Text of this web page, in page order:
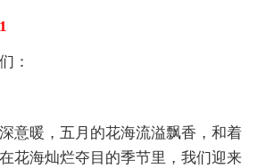
：
意暖，五月的花海流溢飘香，和着
花海灿烂夺目的季节里，我们迎来